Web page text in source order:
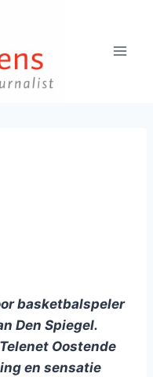
basketbalspeler
Den Spiegel.
Oostende
en sensatie